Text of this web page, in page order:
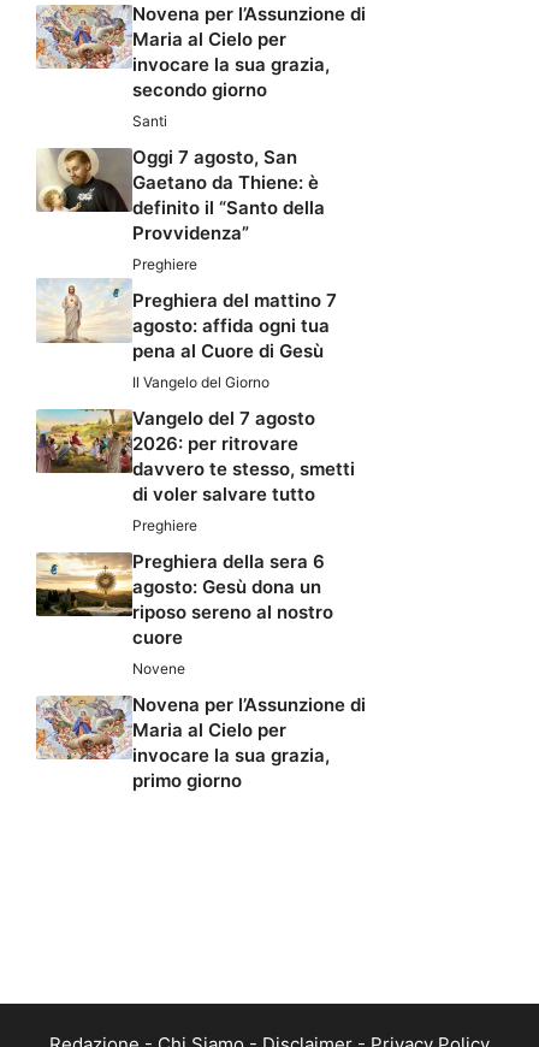
Novena per l’Assunzione di
Maria al Cielo per
invocare la sua grazia,
secondo giorno
Santi
Oggi 7 agosto, San
Gaetano da Thiene: è
definito il “Santo della
Provvidenza”
Preghiere
Preghiera del mattino 7
agosto: affida ogni tua
pena al Cuore di Gesù
Il Vangelo del Giorno
Vangelo del 7 agosto
2026: per ritrovare
davvero te stesso, smetti
di voler salvare tutto
Preghiere
Preghiera della sera 6
agosto: Gesù dona un
riposo sereno al nostro
cuore
Novene
Novena per l’Assunzione di
Maria al Cielo per
invocare la sua grazia,
primo giorno